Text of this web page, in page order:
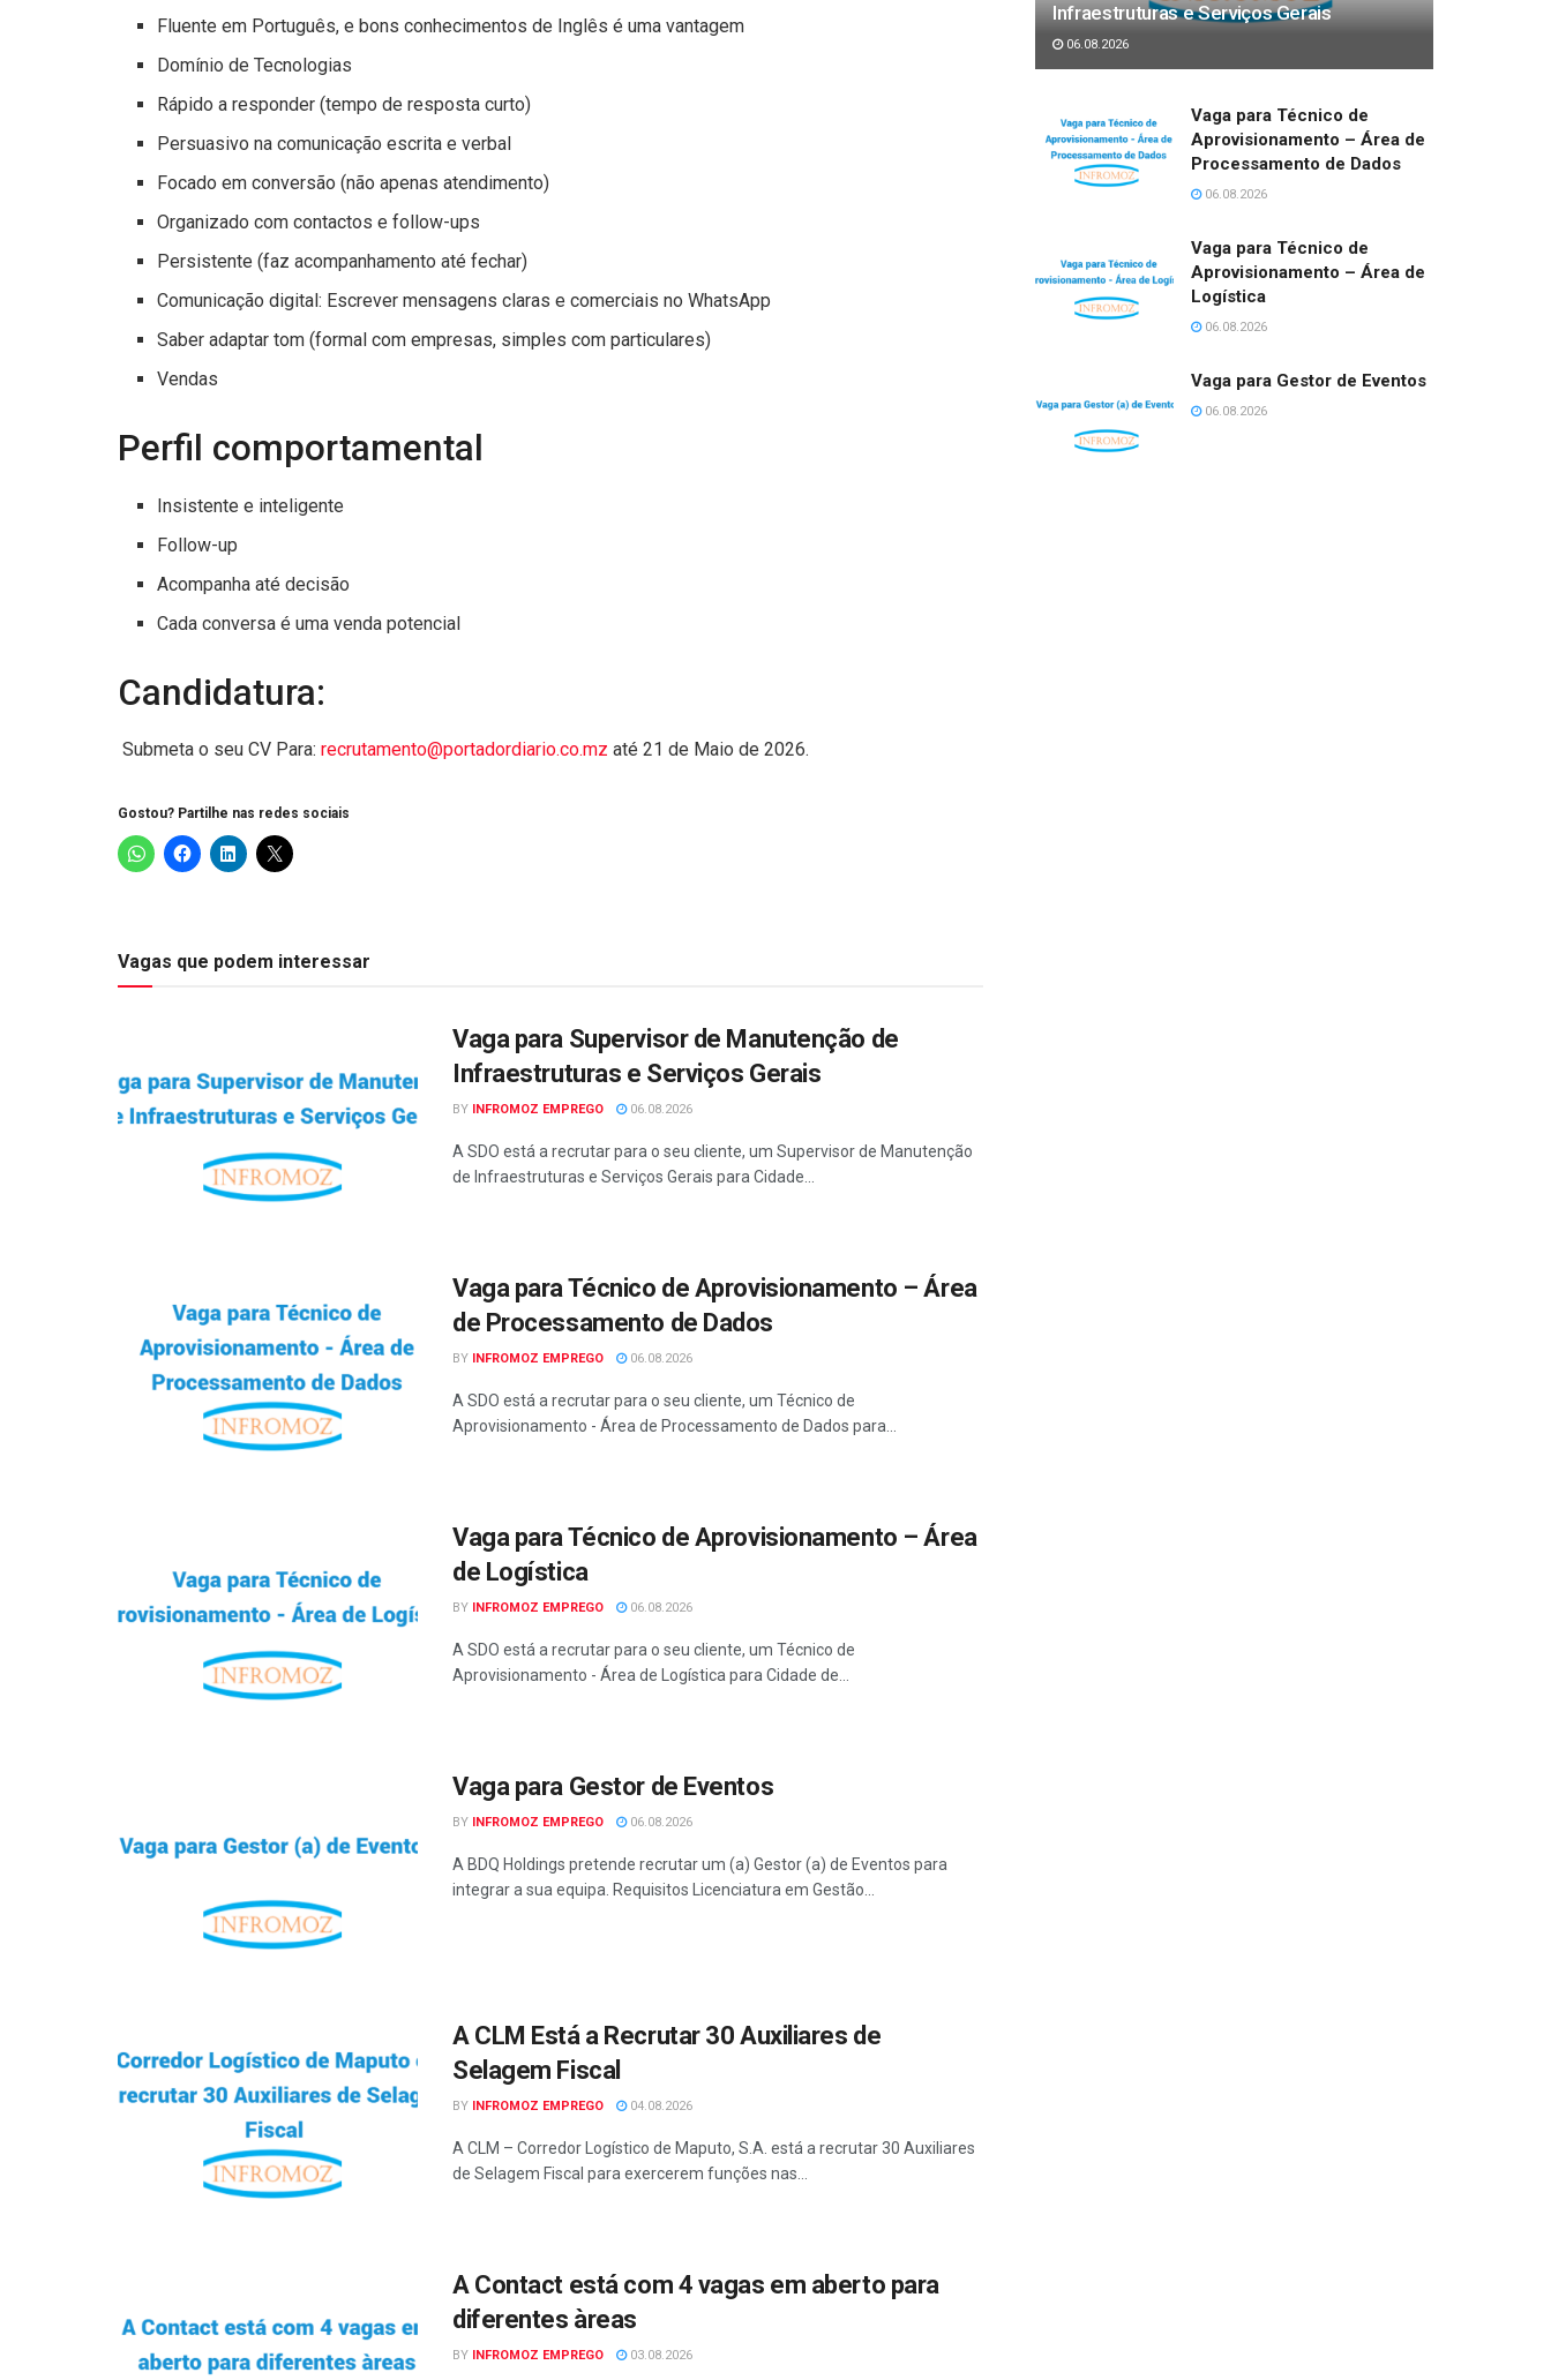
Fluente em Português, e bons conhecimentos de Inglês é uma vantagem
Domínio de Tecnologias
Rápido a responder (tempo de resposta curto)
Persuasivo na comunicação escrita e verbal
Focado em conversão (não apenas atendimento)
Organizado com contactos e follow-ups
Persistente (faz acompanhamento até fechar)
Comunicação digital: Escrever mensagens claras e comerciais no WhatsApp
Saber adaptar tom (formal com empresas, simples com particulares)
Vendas
Perfil comportamental
Insistente e inteligente
Follow-up
Acompanha até decisão
Cada conversa é uma venda potencial
Candidatura:
Submeta o seu CV Para: recrutamento@portadordiario.co.mz até 21 de Maio de 2026.
Gostou? Partilhe nas redes sociais
Vagas que podem interessar
Vaga para Supervisor de Manutenção de
Infraestruturas e Serviços Gerais
BY INFROMOZ EMPREGO 06.08.2026
A SDO está a recrutar para o seu cliente, um Supervisor de Manutenção
de Infraestruturas e Serviços Gerais para Cidade...
Vaga para Técnico de Aprovisionamento – Área
de Processamento de Dados
BY INFROMOZ EMPREGO 06.08.2026
A SDO está a recrutar para o seu cliente, um Técnico de
Aprovisionamento - Área de Processamento de Dados para...
Vaga para Técnico de Aprovisionamento – Área
de Logística
BY INFROMOZ EMPREGO 06.08.2026
A SDO está a recrutar para o seu cliente, um Técnico de
Aprovisionamento - Área de Logística para Cidade de...
Vaga para Gestor de Eventos
BY INFROMOZ EMPREGO 06.08.2026
A BDQ Holdings pretende recrutar um (a) Gestor (a) de Eventos para
integrar a sua equipa. Requisitos Licenciatura em Gestão...
A CLM Está a Recrutar 30 Auxiliares de
Selagem Fiscal
BY INFROMOZ EMPREGO 04.08.2026
A CLM – Corredor Logístico de Maputo, S.A. está a recrutar 30 Auxiliares
de Selagem Fiscal para exercerem funções nas...
A Contact está com 4 vagas em aberto para
diferentes àreas
BY INFROMOZ EMPREGO 03.08.2026
Infraestruturas e Serviços Gerais
06.08.2026
Vaga para Técnico de
Aprovisionamento – Área de
Processamento de Dados
06.08.2026
Vaga para Técnico de
Aprovisionamento – Área de
Logística
06.08.2026
Vaga para Gestor de Eventos
06.08.2026